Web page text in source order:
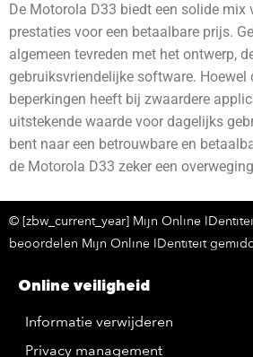
De Motorola D33 biedt een solide mix
prestaties voor een betaalbare prijs.
algemeen tevreden met het ontwerp,
gebruiksvriendelijke software. Hoewel
beperkingen heeft bij zwaardere
uitstekende waarde voor dagelijks
bent naar een betrouwbare en
de Motorola D33 zeker een
© [zbw_current_year] Mijn Online
beoordelen Mijn Online IDentiteit
Online veiligheid
Informatie verwijderen
Privacy management